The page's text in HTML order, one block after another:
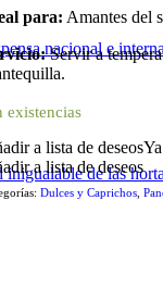
nacional e
de las
para: Amantes del
Servir a
existencias
a lista de deseos
a lista de deseos
Dulces y Caprichos ,